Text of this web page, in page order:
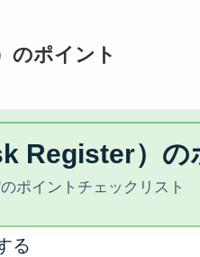
のポイント